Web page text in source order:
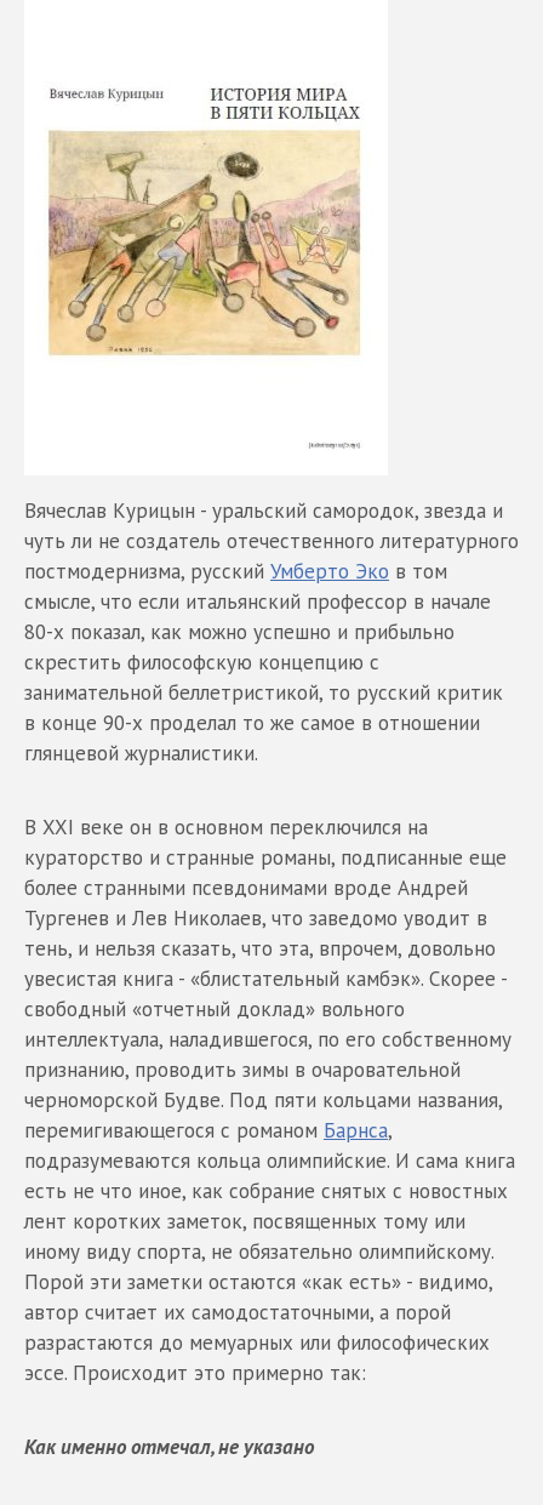
Вячеслав Курицын - уральский самородок, звезда и
чуть ли не создатель отечественного литературного
постмодернизма, русский Умберто Эко в том
смысле, что если итальянский профессор в начале
80-х показал, как можно успешно и прибыльно
скрестить философскую концепцию с
занимательной беллетристикой, то русский критик
в конце 90-х проделал то же самое в отношении
глянцевой журналистики.
В XXI веке он в основном переключился на
кураторство и странные романы, подписанные еще
более странными псевдонимами вроде Андрей
Тургенев и Лев Николаев, что заведомо уводит в
тень, и нельзя сказать, что эта, впрочем, довольно
увесистая книга - «блистательный камбэк». Cкорее -
свободный «отчетный доклад» вольного
интеллектуала, наладившегося, по его собственному
признанию, проводить зимы в очаровательной
черноморской Будве. Под пяти кольцами названия,
перемигивающегося с романом Барнса,
подразумеваются кольца олимпийские. И сама книга
есть не что иное, как собрание снятых с новостных
лент коротких заметок, посвященных тому или
иному виду спорта, не обязательно олимпийскому.
Порой эти заметки остаются «как есть» - видимо,
автор считает их самодостаточными, а порой
разрастаются до мемуарных или философических
эссе. Происходит это примерно так:
Как именно отмечал, не указано